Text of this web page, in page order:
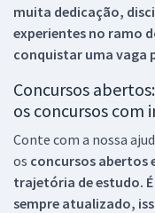
muita dedicação,
experientes no ramo
conquistar uma vaga
Concursos
os concursos com
Conte com a nossa
os concursos abertos
trajetória de estudo.
sempre atualizado,